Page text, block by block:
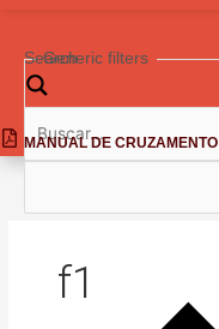
Search
Generic filters
MANUAL DE CRUZAMENTO
f1